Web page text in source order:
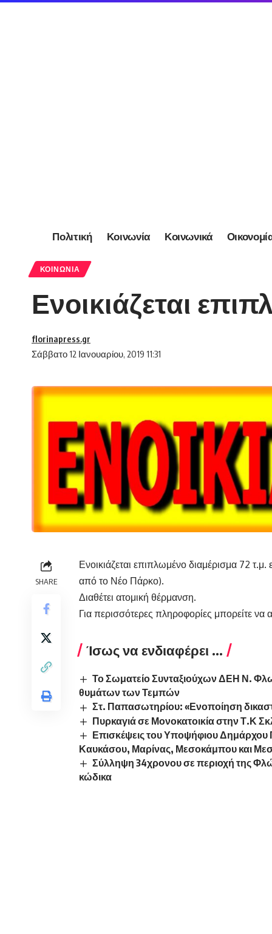
Πολιτική Κοινωνία Κοινωνικά
ΚΟΙΝΩΝΊΑ
Ενοικιάζεται
Σάββατο 12 Ιανουαρίου, 2019 11:31
florinapress.gr
SHARE
Ενοικιάζεται επιπλωμένο διαμέρισμα 72
από το Νέο Πάρκο).
Διαθέτει ατομική θέρμανση.
Για περισσότερες πληροφορίες μπορείτε
Ίσως να ενδιαφέρει ...
Το Σωματείο Συνταξιούχων ΔΕΗ Ν.
θυμάτων των Τεμπών
Στ. Παπασωτηρίου: «Ενοποίηση
Πυρκαγιά σε Μονοκατοικία στην Τ.Κ
Επισκέψεις του Υποψήφιου
Καυκάσου, Μαρίνας, Μεσοκάμπου και
Σύλληψη 34χρονου σε περιοχή της
κώδικα